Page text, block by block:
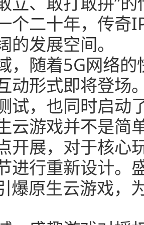
个二十年，传奇
的发展空间。
，随着5G网络
动形式即将登场
试，也同时启动
云游戏并不是简
开展，对于核心
进行重新设计。
爆原生云游戏，